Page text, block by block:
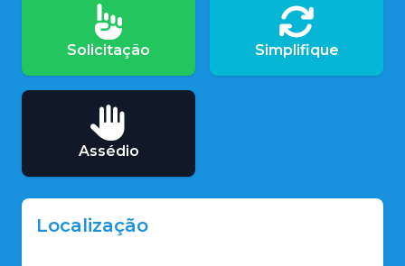
Solicitação Simplifique
Assédio
Localização